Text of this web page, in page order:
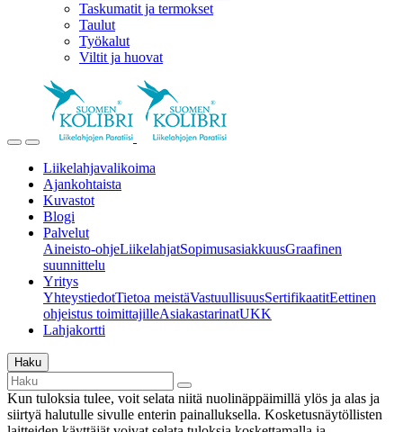
Taskumatit ja termokset
Taulut
Työkalut
Viltit ja huovat
Liikelahjavalikoima
Ajankohtaista
Kuvastot
Blogi
Palvelut
Aineisto-ohjeLiikelahjatSopimusasiakkuusGraafinen
suunnittelu
Yritys
YhteystiedotTietoa meistäVastuullisuusSertifikaatitEettinen
ohjeistus toimittajilleAsiakastarinatUKK
Lahjakortti
Haku
Kun tuloksia tulee, voit selata niitä nuolinäppäimillä ylös ja alas ja
siirtyä halutulle sivulle enterin painalluksella. Kosketusnäytöllisten